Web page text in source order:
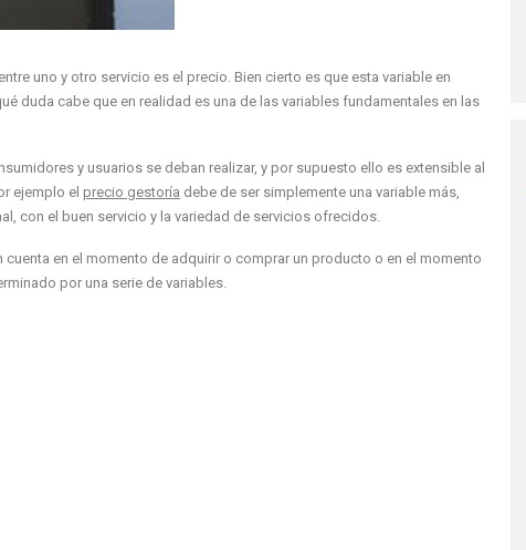
uno y otro servicio es el precio. Bien cierto es que esta variable en
duda cabe que en realidad es una de las variables fundamentales en las
y usuarios se deban realizar, y por supuesto ello es extensible al
ejemplo el precio gestoría debe de ser simplemente una variable más,
con el buen servicio y la variedad de servicios ofrecidos.
en el momento de adquirir o comprar un producto o en el momento
por una serie de variables.